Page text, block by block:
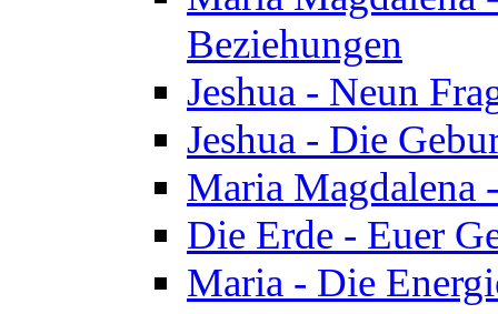
Beziehungen
Jeshua - Neun
Jeshua - Die
Maria Magdalena
Die Erde - Euer
Maria - Die